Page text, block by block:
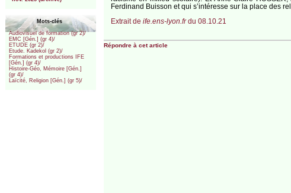
Mots-clés
Audiovisuel de formation (gr 2)/
EMC [Gén.] (gr 4)/
ETUDE (gr 2)/
Etude. Kadekol (gr 2)/
Formations et productions IFE
[Gén.] (gr 4)/
Histoire-Géo, Mémoire [Gén.]
(gr 4)/
Laïcité, Religion [Gén.] (gr 5)/
Ferdinand Buisson et qui s’intéresse sur la place des
Extrait de ife.ens-lyon.frdu 08.10.21
Répondre à cet article